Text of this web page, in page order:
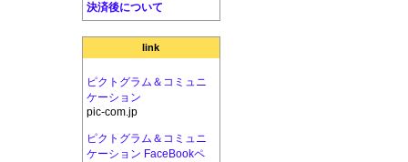
決済後について
link
ピクトグラム＆コミュニ
ケーション
pic-com.jp
ピクトグラム＆コミュニ
ケーション FaceBookペ